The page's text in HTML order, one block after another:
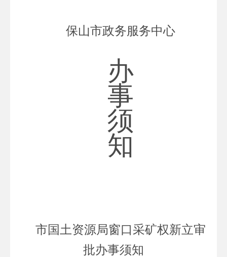
保山市政务服务中心
办
事
须
知
市国土资源局窗口采矿权新立审
批办事须知